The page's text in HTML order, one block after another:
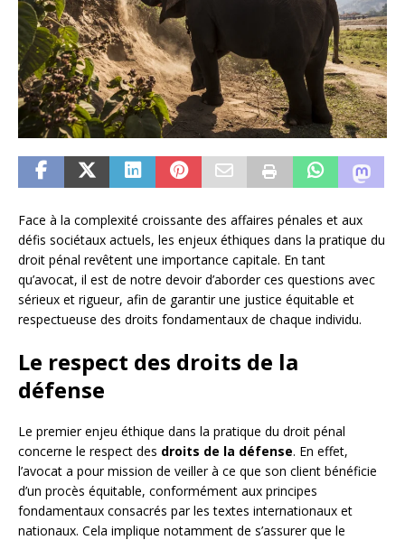
Face à la complexité croissante des affaires pénales et aux
défis sociétaux actuels, les enjeux éthiques dans la pratique du
droit pénal revêtent une importance capitale. En tant
qu’avocat, il est de notre devoir d’aborder ces questions avec
sérieux et rigueur, afin de garantir une justice équitable et
respectueuse des droits fondamentaux de chaque individu.
Le respect des droits de la
défense
Le premier enjeu éthique dans la pratique du droit pénal
concerne le respect des droits de la défense. En effet,
l’avocat a pour mission de veiller à ce que son client bénéficie
d’un procès équitable, conformément aux principes
fondamentaux consacrés par les textes internationaux et
nationaux. Cela implique notamment de s’assurer que le